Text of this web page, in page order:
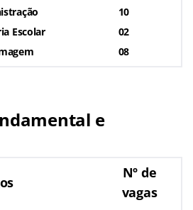
Escolar
10
02
08
e
Nº de
vagas